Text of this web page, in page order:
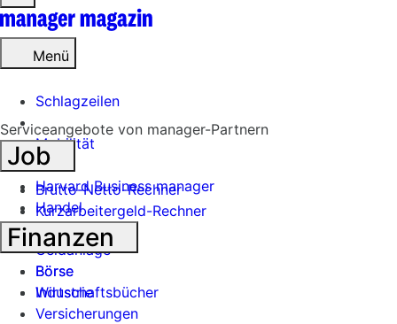
öffnen
Menü
Schlagzeilen
Mobilität
Tech
Harvard Business manager
Handel
Banken
Geldanlage
Börse
Industrie
Serviceangebote von manager-Partnern
Job
Brutto-Netto-Rechner
Kurzarbeitergeld-Rechner
Finanzen
Börse
Wirtschaftsbücher
Versicherungen